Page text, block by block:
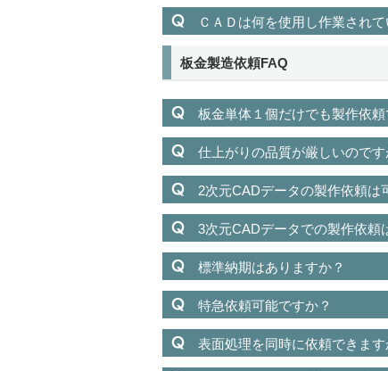
ＣＡＤは何を使用し作業されて
板金製造依頼FAQ
板金単体１個だけでも製作依頼
仕上がりの品質が厳しいので
2次元CADデータの製作依頼は
3次元CADデータでの製作依頼
標準納期はありますか？
特急依頼可能ですか？
表面処理を同時に依頼できます